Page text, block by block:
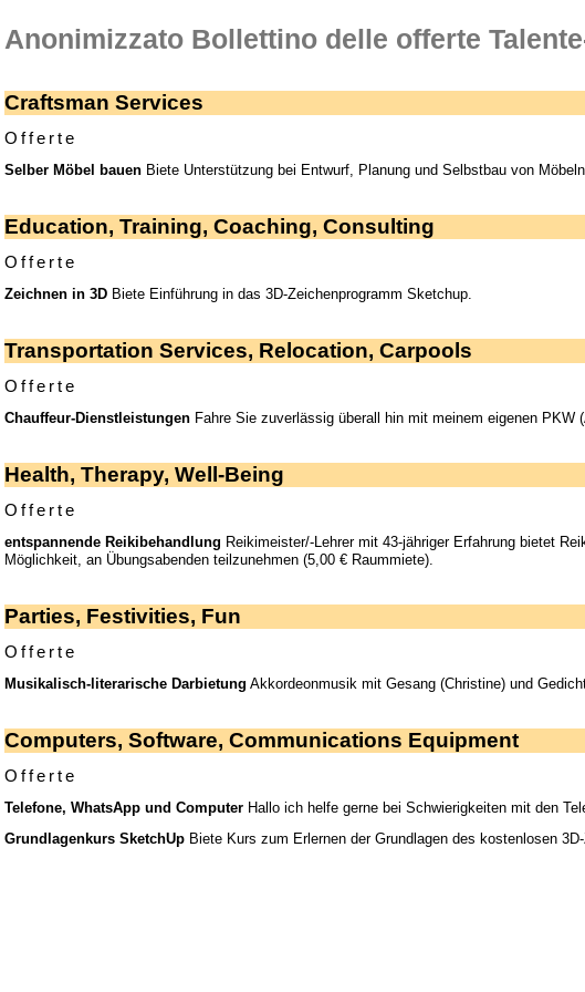
Anonimizzato Bollettino delle offerte
Craftsman Services
Offerte
Selber Möbel bauen Biete Unterstützung bei Entwurf, Planung und Selbstbau von
Education, Training, Coaching, Consulting
Offerte
Zeichnen in 3D Biete Einführung in das 3D-Zeichenprogramm Sketchup.
Transportation Services, Relocation, Carpools
Offerte
Chauffeur-Dienstleistungen Fahre Sie zuverlässig überall hin mit meinem eigenen PKW
Health, Therapy, Well-Being
Offerte
entspannende Reikibehandlung Reikimeister/-Lehrer mit 43-jähriger Erfahrung bietet
Möglichkeit, an Übungsabenden teilzunehmen (5,00 € Raummiete).
Parties, Festivities, Fun
Offerte
Musikalisch-literarische Darbietung Akkordeonmusik mit Gesang (Christine) und
Computers, Software, Communications Equipment
Offerte
Telefone, WhatsApp und Computer Hallo ich helfe gerne bei Schwierigkeiten mit den
Grundlagenkurs SketchUp Biete Kurs zum Erlernen der Grundlagen des kostenlosen